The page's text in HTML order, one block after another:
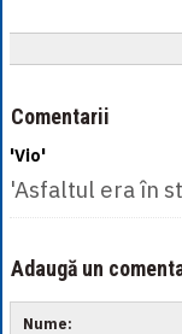
Comentarii
'Vio'
'Asfaltul era în
Adaugă un
Nume: